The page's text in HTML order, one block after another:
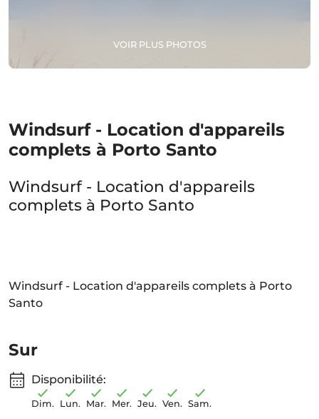
VOIR PLUS PHOTOS
Windsurf - Location d'appareils
complets à Porto Santo
Windsurf - Location d'appareils
complets à Porto Santo
Windsurf - Location d'appareils complets à Porto
Santo
Sur
Disponibilité:
Dim. Lun. Mar. Mer. Jeu. Ven. Sam.